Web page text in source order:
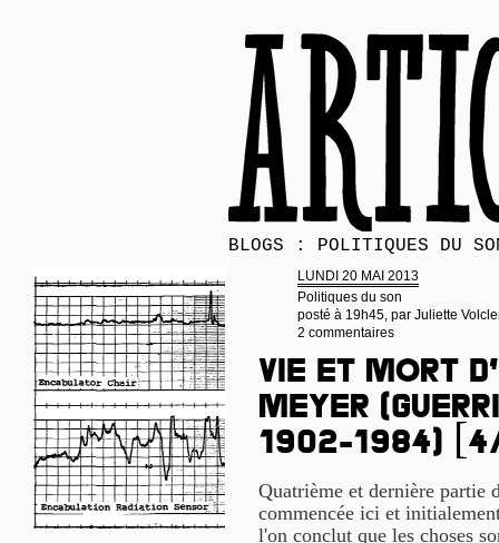
BLOGS : POLITIQUES DU
LUNDI 20 MAI 2013
Politiques du son
posté à 19h45, par Juliette
2 commentaires
Vie et mort
Meyer
1902-1984)
Quatrième et dernière partie
commencée ici et
l'on conclut que les choses